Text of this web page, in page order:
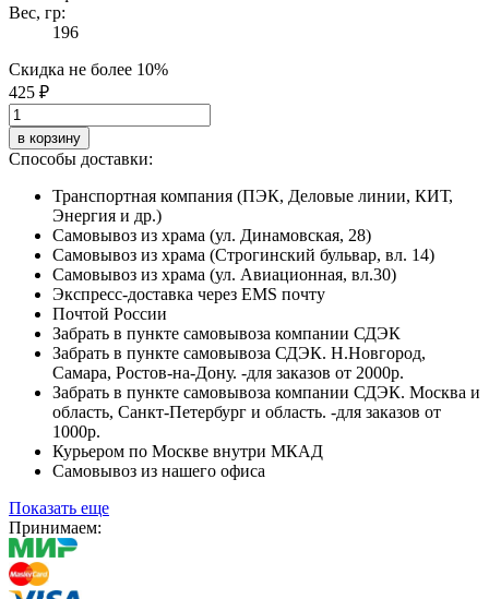
Вес, гр:
196
Скидка не более 10%
425 ₽
в корзину
Способы доставки:
Транспортная компания (ПЭК, Деловые линии, КИТ,
Энергия и др.)
Самовывоз из храма (ул. Динамовская, 28)
Самовывоз из храма (Строгинский бульвар, вл. 14)
Самовывоз из храма (ул. Авиационная, вл.30)
Экспресс-доставка через EMS почту
Почтой России
Забрать в пункте самовывоза компании СДЭК
Забрать в пункте самовывоза СДЭК. Н.Новгород,
Самара, Ростов-на-Дону. -для заказов от 2000р.
Забрать в пункте самовывоза компании СДЭК. Москва и
область, Санкт-Петербург и область. -для заказов от
1000р.
Курьером по Москве внутри МКАД
Самовывоз из нашего офиса
Показать еще
Принимаем: